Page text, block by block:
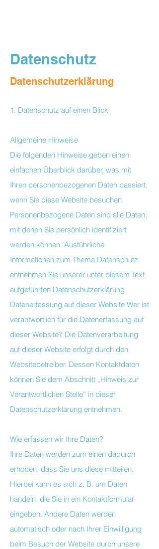
Datenschutz
Datenschutzerklärung
1. Datenschutz auf einen Blick
Allgemeine Hinweise
Die folgenden Hinweise geben einen
einfachen Überblick darüber, was mit
Ihren personenbezogenen Daten passiert,
wenn Sie diese Website besuchen.
Personenbezogene Daten sind alle Daten,
mit denen Sie persönlich identifiziert
werden können. Ausführliche
Informationen zum Thema Datenschutz
entnehmen Sie unserer unter diesem Text
aufgeführten Datenschutzerklärung.
Datenerfassung auf dieser Website Wer ist
verantwortlich für die Datenerfassung auf
dieser Website? Die Datenverarbeitung
auf dieser Website erfolgt durch den
Websitebetreiber. Dessen Kontaktdaten
können Sie dem Abschnitt „Hinweis zur
Verantwortlichen Stelle“ in dieser
Datenschutzerklärung entnehmen.
Wie erfassen wir Ihre Daten?
Ihre Daten werden zum einen dadurch
erhoben, dass Sie uns diese mitteilen.
Hierbei kann es sich z. B. um Daten
handeln, die Sie in ein Kontaktformular
eingeben. Andere Daten werden
automatisch oder nach Ihrer Einwilligung
beim Besuch der Website durch unsere